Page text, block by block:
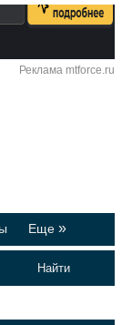
Реклама mtforce.ru
Еще »
на сайте